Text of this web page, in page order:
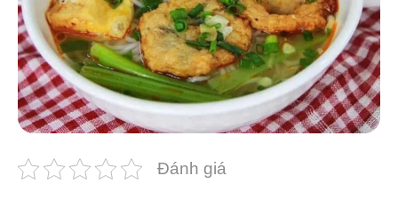
Đánh giá